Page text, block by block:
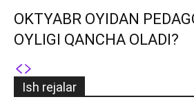
OKTYABR OYIDAN
OYLIGI QANCHA OLADI?
Ish rejalar